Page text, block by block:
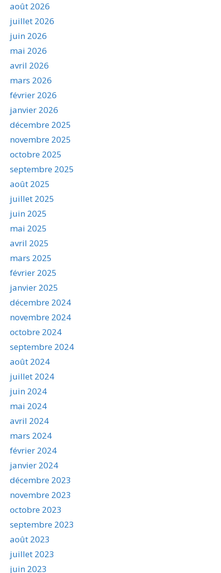
août 2026
juillet 2026
juin 2026
mai 2026
avril 2026
mars 2026
février 2026
janvier 2026
décembre 2025
novembre 2025
octobre 2025
septembre 2025
août 2025
juillet 2025
juin 2025
mai 2025
avril 2025
mars 2025
février 2025
janvier 2025
décembre 2024
novembre 2024
octobre 2024
septembre 2024
août 2024
juillet 2024
juin 2024
mai 2024
avril 2024
mars 2024
février 2024
janvier 2024
décembre 2023
novembre 2023
octobre 2023
septembre 2023
août 2023
juillet 2023
juin 2023